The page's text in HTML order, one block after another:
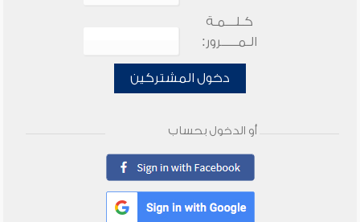
كـلـــمـة
الـمـــــرور:
دخول المشتركين
أو الدخول بحساب